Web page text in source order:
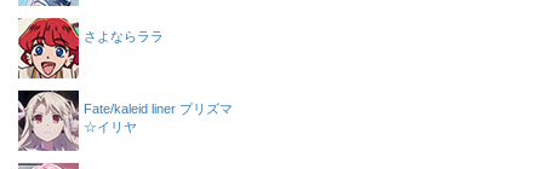
さよならララ
Fate/kaleid liner プリズマ
☆イリヤ